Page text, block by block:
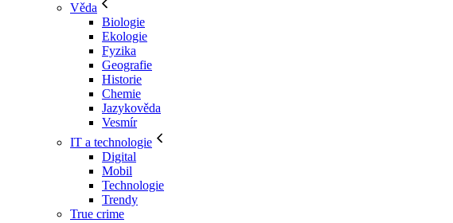
Věda
Biologie
Ekologie
Fyzika
Geografie
Historie
Chemie
Jazykověda
Vesmír
IT a technologie
Digital
Mobil
Technologie
Trendy
True crime